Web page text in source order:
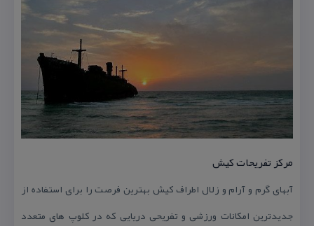
مركز تفریحات كیش
آبهای گرم و آرام و زلال اطراف كیش بهترین فرصت را برای استفاده از
جدیدترین امكانات ورزشی و تفریحی دریایی كه در كلوپ های متعدد